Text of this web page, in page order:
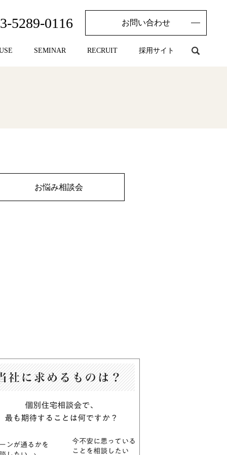
5289-0116 お問い合わせ
SEMINAR RECRUIT 採用サイト
お悩み相談会